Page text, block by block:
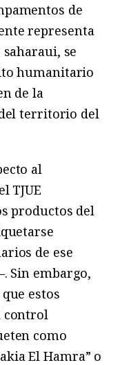
de
representa
se
humanitario
de la
territorio del
al
TJUE
productos del
de ese
Sin embargo,
estos
control
como
El Hamra” o